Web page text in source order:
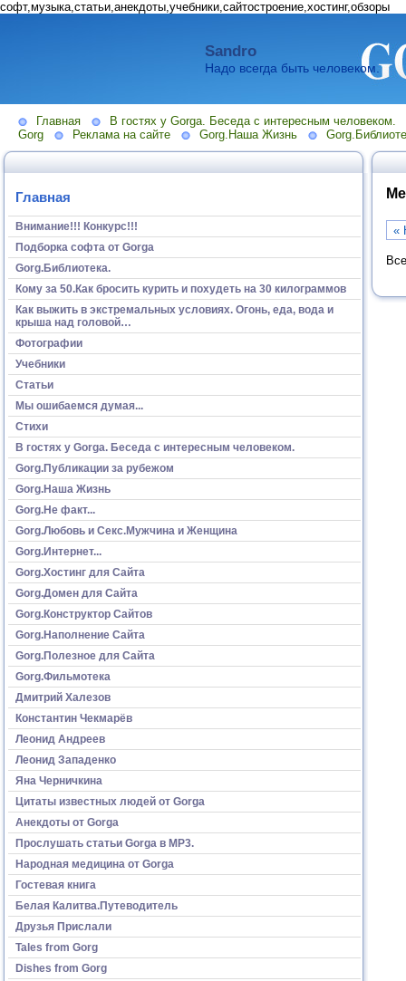
софт,музыка,статьи,анекдоты,учебники,сайтостроение,хостинг,обзоры
Sandro
Надо всегда быть человеком.
Главная
В гостях у Gorga. Беседа с интересным человеком.
Gorg
Реклама на сайте Gorg.Наша Жизнь
Главная
Внимание!!! Конкурс!!!
Подборка софта от Gorga
Gorg.Библиотека.
Кому за 50.Как бросить курить и похудеть на 30 килограммов
Как выжить в экстремальных условиях. Огонь, еда, вода и
крыша над головой…
Фотографии
Учебники
Статьи
Мы ошибаемся думая...
Стихи
В гостях у Gorga. Беседа с интересным человеком.
Gorg.Публикации за рубежом
Gorg.Наша Жизнь
Gorg.Не факт...
Gorg.Любовь и Секс.Мужчина и Женщина
Gorg.Интернет...
Gorg.Хостинг для Сайта
Gorg.Домен для Сайта
Gorg.Конструктор Сайтов
Gorg.Наполнение Сайта
Gorg.Полезное для Сайта
Gorg.Фильмотека
Дмитрий Халезов
Константин Чекмарёв
Леонид Андреев
Леонид Западенко
Яна Черничкина
Цитаты известных людей от Gorga
Анекдоты от Gorga
Прослушать статьи Gorga в МР3.
Народная медицина от Gorga
Гостевая книга
Белая Калитва.Путеводитель
Друзья Прислали
Tales from Gorg
Dishes from Gorg
«